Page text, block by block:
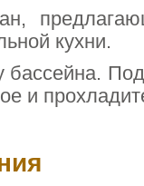
кухни.
бассейна.
и